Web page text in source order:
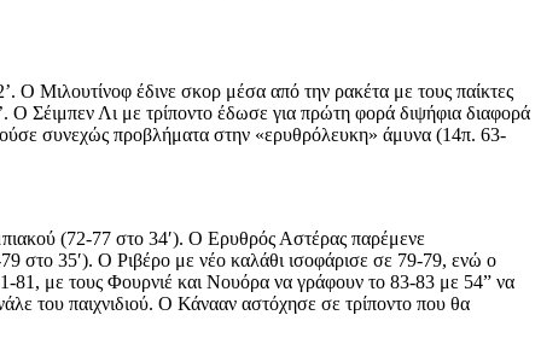
Ο Μιλουτίνοφ έδινε σκορ μέσα από την ρακέτα με τους παίκτες
Ο Σέιμπεν Λι με τρίποντο έδωσε για πρώτη φορά διψήφια διαφορά
συνεχώς προβλήματα στην «ερυθρόλευκη» άμυνα (14π. 63-
(72-77 στο 34′). Ο Ερυθρός Αστέρας παρέμενε
79 στο 35′). Ο Ριβέρο με νέο καλάθι ισοφάρισε σε 79-79, ενώ ο
με τους Φουρνιέ και Νουόρα να γράφουν το 83-83 με 54” να
του παιχνιδιού. Ο Κάνααν αστόχησε σε τρίποντο που θα